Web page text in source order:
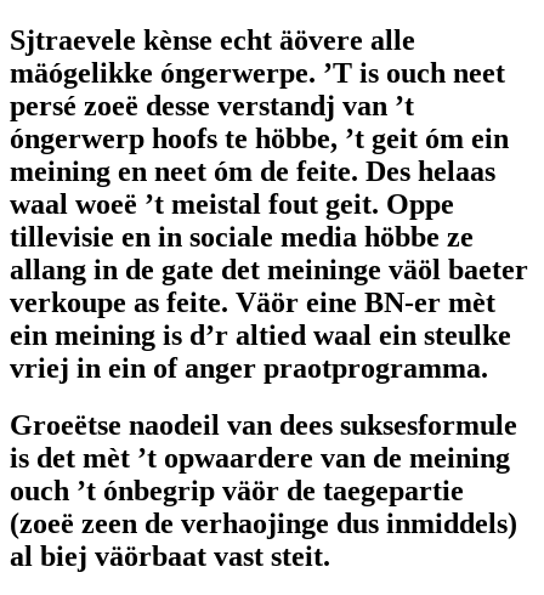
Sjtraevele kènse echt äövere alle
mäógelikke óngerwerpe. ’T is ouch neet
persé zoeë desse verstandj van ’t
óngerwerp hoofs te höbbe, ’t geit óm ein
meining en neet óm de feite. Des helaas
waal woeë ’t meistal fout geit. Oppe
tillevisie en in sociale media höbbe ze
allang in de gate det meininge väöl baeter
verkoupe as feite. Väör eine BN-er mèt
ein meining is d’r altied waal ein steulke
vriej in ein of anger praotprogramma.
Groeëtse naodeil van dees suksesformule
is det mèt ’t opwaardere van de meining
ouch ’t ónbegrip väör de taegepartie
(zoeë zeen de verhaojinge dus inmiddels)
al biej väörbaat vast steit.